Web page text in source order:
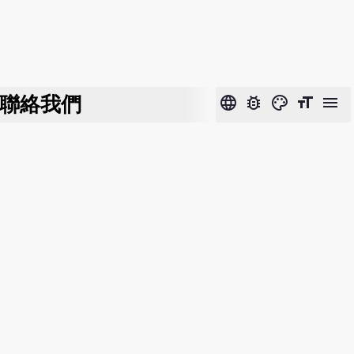
絡我們 language bug_report color_lens format_size menu